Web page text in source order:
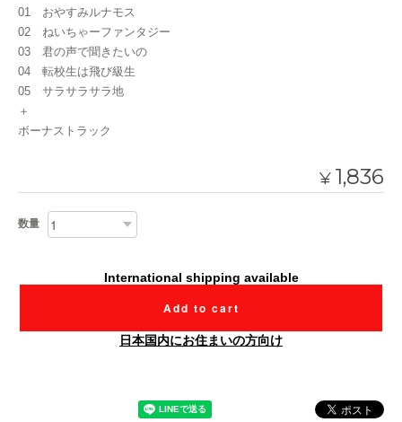
01 おやすみルナモス
02 ねいちゃーファンタジー
03 君の声で聞きたいの
04 転校生は飛び級生
05 サラサラサラ地
＋
ボーナストラック
¥ 1,836
数量
International shipping available
Add to cart
日本国内にお住まいの方向け